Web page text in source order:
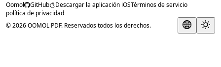
Oomol GitHub Descargar la aplicación iOSTérminos de servicio
política de privacidad
© 2026 OOMOL PDF. Reservados todos los derechos.